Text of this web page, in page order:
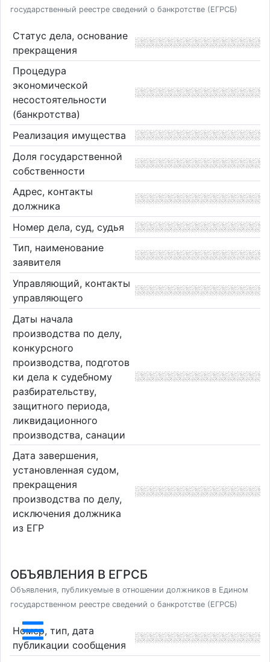
государственный реестре сведений о банкротстве (ЕГРСБ)
Статус дела, основание
прекращения
Процедура
экономической
несостоятельности
(банкротства)
Реализация имущества
Доля государственной
собственности
Адрес, контакты
должника
Номер дела, суд, судья
Тип, наименование
заявителя
Управляющий, контакты
управляющего
Даты начала
производства по делу,
конкурсного
производства, подготов
ки дела к судебному
разбирательству,
защитного периода,
ликвидационного
производства, санации
Дата завершения,
установленная судом,
прекращения
производства по делу,
исключения должника
из ЕГР
ОБЪЯВЛЕНИЯ В ЕГРСБ
Объявления, публикуемые в отношении должников в Едином
государственном реестре сведений о банкротстве (ЕГРСБ)
Номер, тип, дата
публикации сообщения